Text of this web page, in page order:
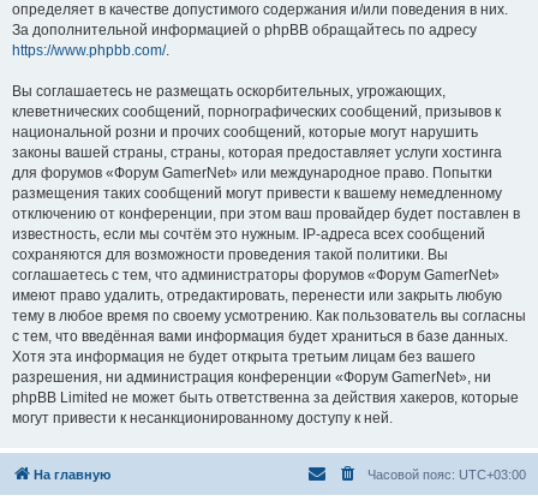
определяет в качестве допустимого содержания и/или поведения в них.
За дополнительной информацией о phpBB обращайтесь по адресу
https://www.phpbb.com/.
Вы соглашаетесь не размещать оскорбительных, угрожающих,
клеветнических сообщений, порнографических сообщений, призывов к
национальной розни и прочих сообщений, которые могут нарушить
законы вашей страны, страны, которая предоставляет услуги хостинга
для форумов «Форум GamerNet» или международное право. Попытки
размещения таких сообщений могут привести к вашему немедленному
отключению от конференции, при этом ваш провайдер будет поставлен в
известность, если мы сочтём это нужным. IP-адреса всех сообщений
сохраняются для возможности проведения такой политики. Вы
соглашаетесь с тем, что администраторы форумов «Форум GamerNet»
имеют право удалить, отредактировать, перенести или закрыть любую
тему в любое время по своему усмотрению. Как пользователь вы согласны
с тем, что введённая вами информация будет храниться в базе данных.
Хотя эта информация не будет открыта третьим лицам без вашего
разрешения, ни администрация конференции «Форум GamerNet», ни
phpBB Limited не может быть ответственна за действия хакеров, которые
могут привести к несанкционированному доступу к ней.
На главную Часовой пояс: UTC+03:00